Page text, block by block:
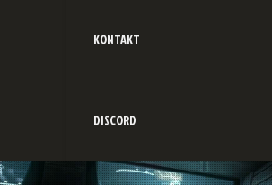
KONTAKT
DISCORD